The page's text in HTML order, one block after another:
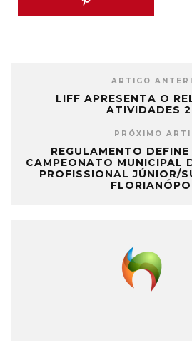
ARTIGO
LIFF APRESENTA O
ATIVIDADES
PRÓXIMO
REGULAMENTO
CAMPEONATO MUNICIPAL
PROFISSIONAL JÚNIOR/